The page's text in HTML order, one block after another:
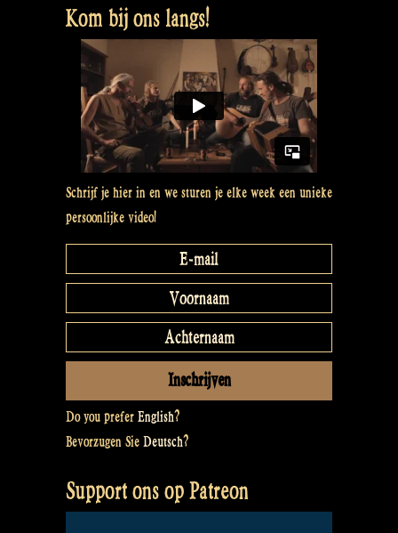
–
Rapalje
episode
5”
Kom bij ons langs!
Schrijf je hier in en we sturen je elke week een unieke
persoonlijke video!
Do you prefer English?
Bevorzugen Sie Deutsch?
Support ons op Patreon